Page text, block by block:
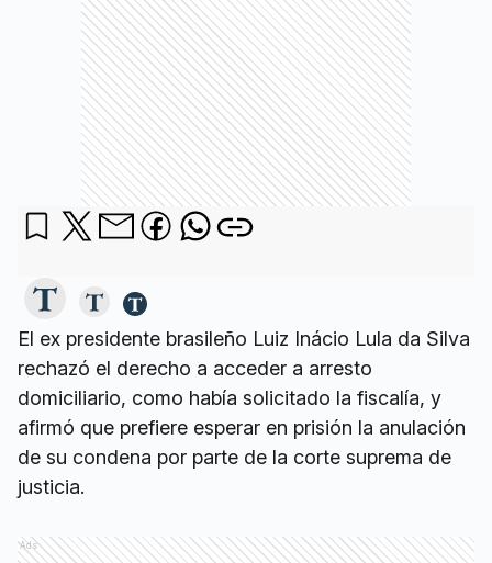
El ex presidente brasileño Luiz Inácio Lula da Silva
rechazó el derecho a acceder a arresto
domiciliario, como había solicitado la fiscalía, y
afirmó que prefiere esperar en prisión la anulación
de su condena por parte de la corte suprema de
justicia.
Ads